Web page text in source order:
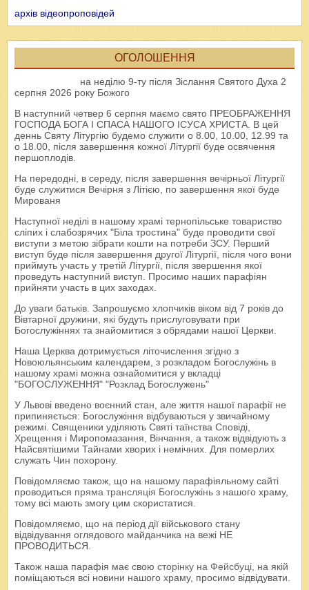
архів відеопроповідей
ОГОЛОШЕННЯ
на неділю 9-ту після Зіслання Святого Духа 2
серпня 2026 року Божого
В наступний четвер 6 серпня маємо свято ПРЕОБРАЖЕННЯ
ГОСПОДА БОГА І СПАСА НАШОГО ІСУСА ХРИСТА. В цей
деннь Святу Літургію будемо служити о 8.00, 10.00, 12.99 та
о 18.00, після завершення кожної Літургії буде освячення
першоплодів.
На передодні, в середу, після завершення вечірньої Літургії
буде служитися Вечірня з Літією, по завершення якої буде
Мированя
Наступної неділі в нашому храмі тернопільське товариство
сліпих і слабозрячих "Біла тростина" буде проводити свої
виступи з метою зібрати кошти на потреби ЗСУ. Перший
виступ буде після завершення другої Літургії, після чого вони
приймуть участь у третій Літургії, після звершення якої
проведуть наступний виступ. Просимо наших парафіян
прийняти участь в цих заходах.
До уваги батьків. Запрошуємо хлопчиків віком від 7 років до
Вівтарної дружини, які будуть прислуговувати при
Богослужіннях та знайомитися з обрядами нашої Церкви.
Наша Церква дотримується літочислення згідно з
Новоюльянським календарем, з розкладом Богослужінь в
нашому храмі можна ознайомитися у вкладці
"БОГОСЛУЖЕННЯ" "Розклад Богослужень"
У Львові введено воєнний стан, але життя нашої парафії не
припиняється: Богослужіння відбуваються у звичайному
режимі. Священики уділяють Святі таїнства Сповіді,
Хрещення і Миропомазання, Вінчання, а також відвідують з
Найсвятішими Тайнами хворих і немічних. Для померлих
служать Чин похорону.
Повідомляємо також, що на нашому парафіяльному сайті
проводиться пряма трансляція Богослужінь з нашого храму,
тому всі мають змогу цим скористатися.
Повідомляємо, що на період дії військового стану
відвідування оглядового майданчика на вежі НЕ
ПРОВОДИТЬСЯ.
Також наша парафія має свою сторінку на Фейсбуці, на якій
поміщаються всі новини нашого храму, просимо відвідувати.